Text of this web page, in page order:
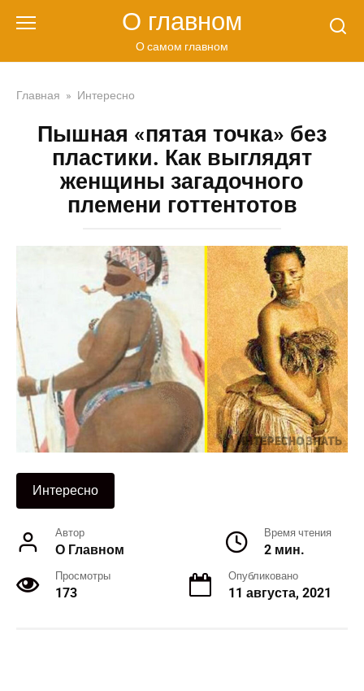
О главном
О самом главном
Главная » Интересно
Пышная «пятая точка» без
пластики. Как выглядят
женщины загадочного
племени готтентотов
Интересно
Автор
О Главном
Время чтения
2 мин.
Просмотры
173
Опубликовано
11 августа, 2021